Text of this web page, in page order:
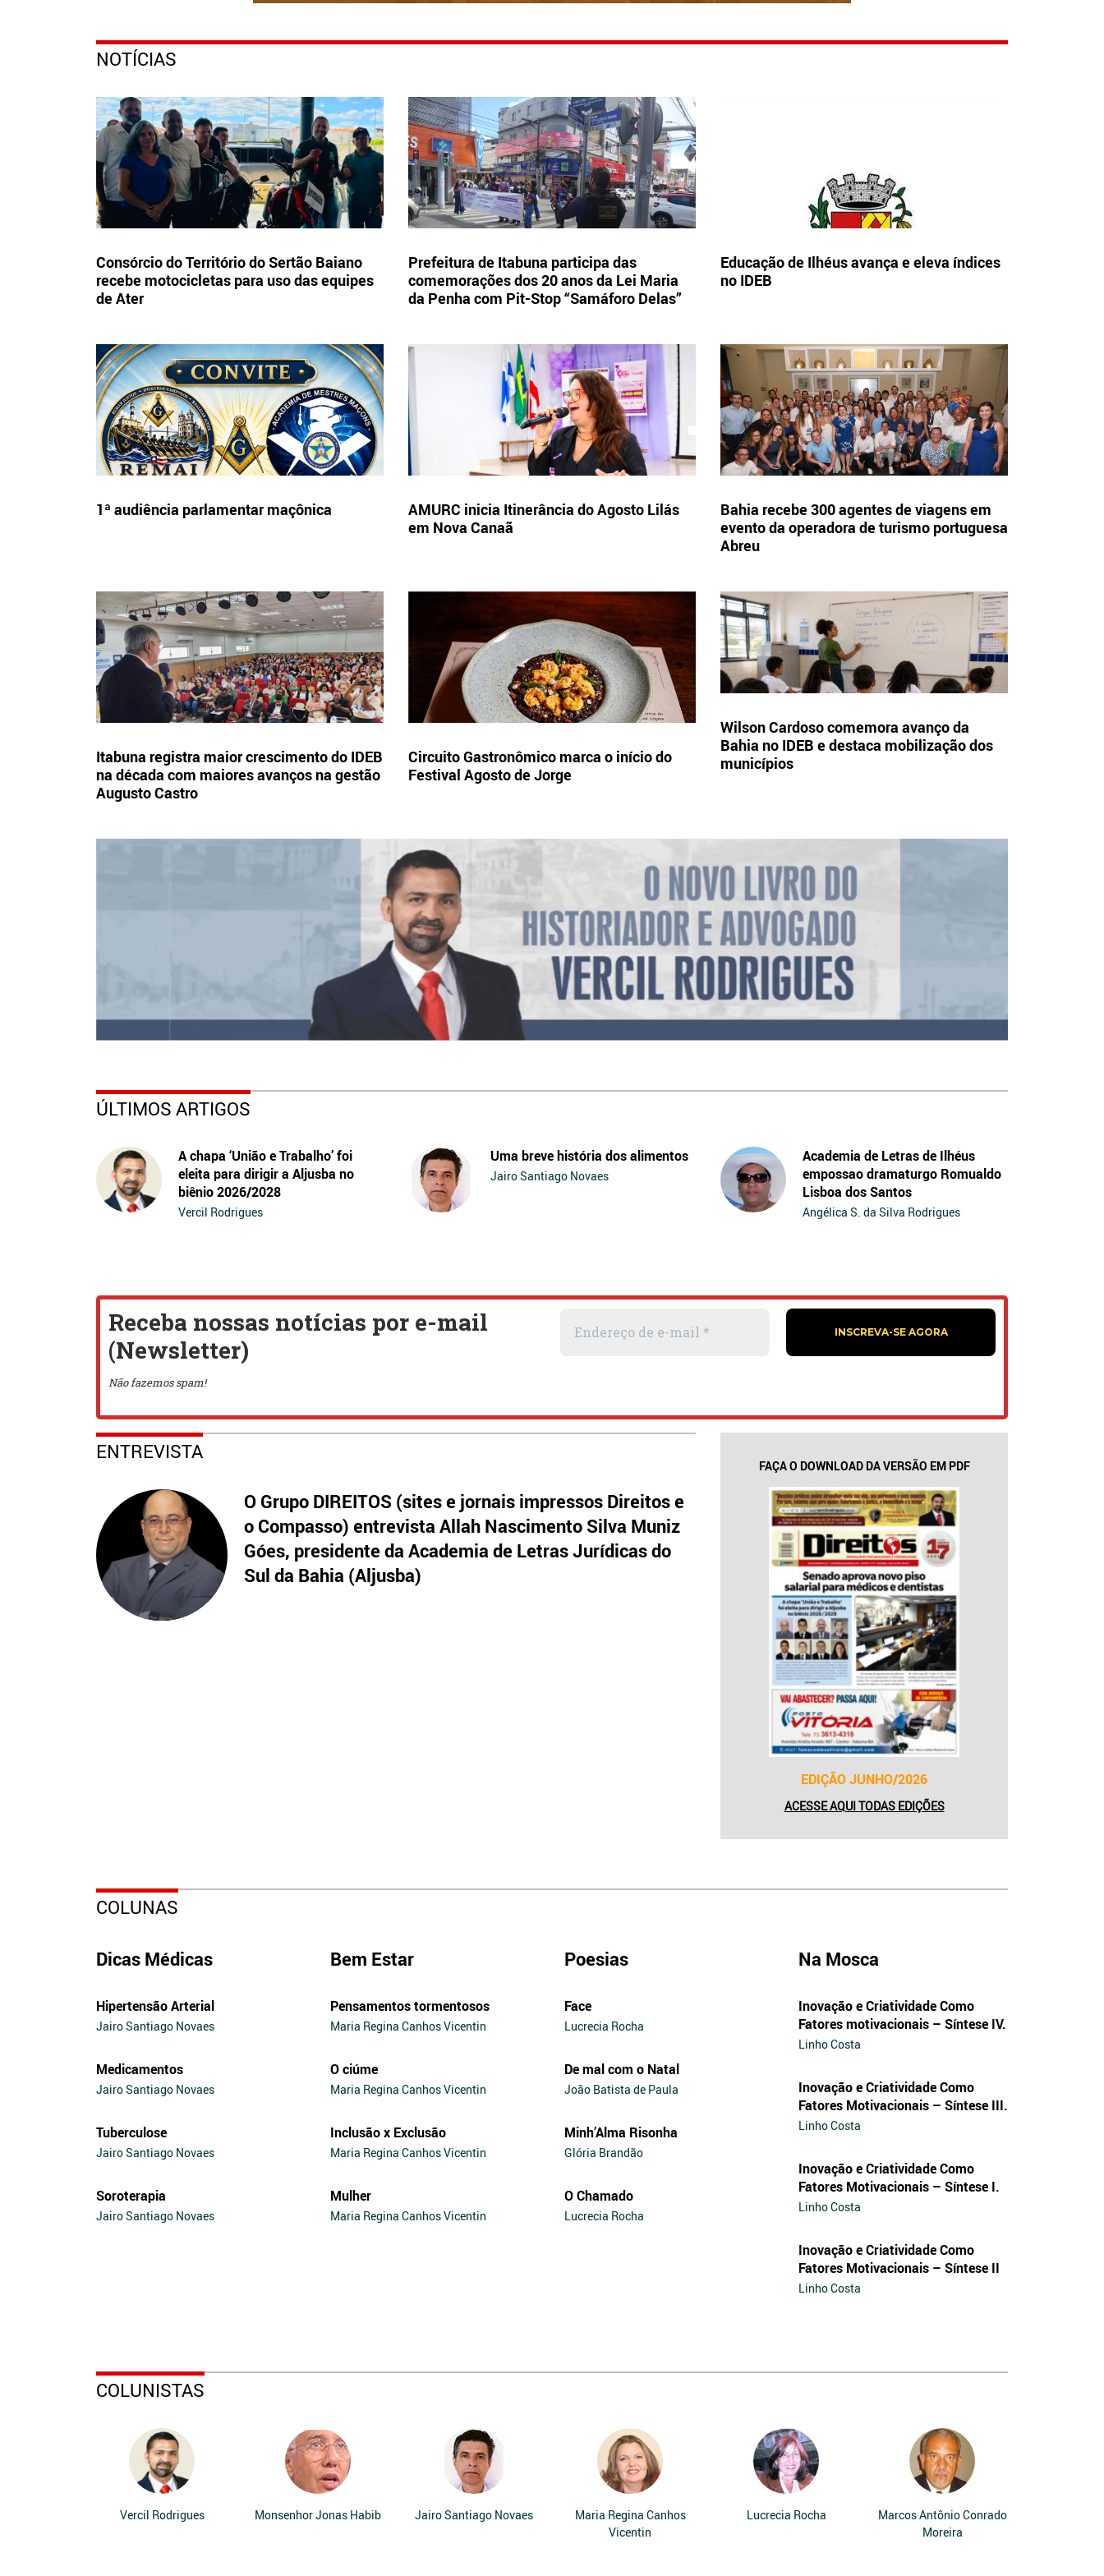
NOTÍCIAS
Consórcio do Território do Sertão Baiano
recebe motocicletas para uso das equipes
de Ater
Prefeitura de Itabuna participa das
comemorações dos 20 anos da Lei Maria
da Penha com Pit-Stop “Samáforo Delas”
Educação de Ilhéus avança e eleva índices
no IDEB
1ª audiência parlamentar maçônica
AMURC inicia Itinerância do Agosto Lilás
em Nova Canaã
Bahia recebe 300 agentes de viagens em
evento da operadora de turismo portuguesa
Abreu
Itabuna registra maior crescimento do IDEB
na década com maiores avanços na gestão
Augusto Castro
Circuito Gastronômico marca o início do
Festival Agosto de Jorge
Wilson Cardoso comemora avanço da
Bahia no IDEB e destaca mobilização dos
municípios
ÚLTIMOS ARTIGOS
A chapa ‘União e Trabalho’ foi
eleita para dirigir a Aljusba no
biênio 2026/2028
Vercil Rodrigues
Uma breve história dos alimentos
Jairo Santiago Novaes
Academia de Letras de Ilhéus
empossao dramaturgo Romualdo
Lisboa dos Santos
Angélica S. da Silva Rodrigues
ENTREVISTA
O Grupo DIREITOS (sites e jornais impressos Direitos e
o Compasso) entrevista Allah Nascimento Silva Muniz
Góes, presidente da Academia de Letras Jurídicas do
Sul da Bahia (Aljusba)
FAÇA O DOWNLOAD DA VERSÃO EM PDF
EDIÇÃO JUNHO/2026
ACESSE AQUI TODAS EDIÇÕES
COLUNAS
Dicas Médicas
Hipertensão Arterial
Jairo Santiago Novaes
Medicamentos
Jairo Santiago Novaes
Tuberculose
Jairo Santiago Novaes
Soroterapia
Jairo Santiago Novaes
Bem Estar
Pensamentos tormentosos
Maria Regina Canhos Vicentin
O ciúme
Maria Regina Canhos Vicentin
Inclusão x Exclusão
Maria Regina Canhos Vicentin
Mulher
Maria Regina Canhos Vicentin
Poesias
Face
Lucrecia Rocha
De mal com o Natal
João Batista de Paula
Minh’Alma Risonha
Glória Brandão
O Chamado
Lucrecia Rocha
Na Mosca
Inovação e Criatividade Como
Fatores motivacionais – Síntese IV.
Linho Costa
Inovação e Criatividade Como
Fatores Motivacionais – Síntese III.
Linho Costa
Inovação e Criatividade Como
Fatores Motivacionais – Síntese I.
Linho Costa
Inovação e Criatividade Como
Fatores Motivacionais – Síntese II
Linho Costa
COLUNISTAS
Vercil Rodrigues Monsenhor Jonas Habib Jairo Santiago Novaes
Maria Regina Canhos
Vicentin
Lucrecia Rocha
Marcos Antônio Conrado
Moreira